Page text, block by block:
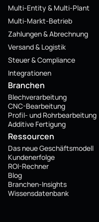
Multi-Entity & Multi-Plant
Multi-Markt-Betrieb
Zahlungen & Abrechnung
Versand & Logistik
Steuer & Compliance
Integrationen
Branchen
Blechverarbeitung
CNC-Bearbeitung
Profil- und Rohrbearbeitung
Additive Fertigung
Ressourcen
Das neue Geschäftsmodell
Kundenerfolge
ROI-Rechner
Blog
Branchen-Insights
Wissensdatenbank